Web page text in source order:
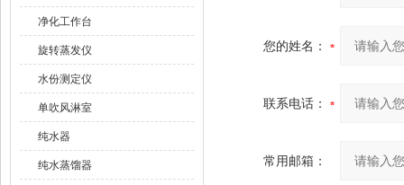
净化工作台
旋转蒸发仪
水份测定仪
单吹风淋室
纯水器
纯水蒸馏器
您的姓名：
联系电话：
常用邮箱：